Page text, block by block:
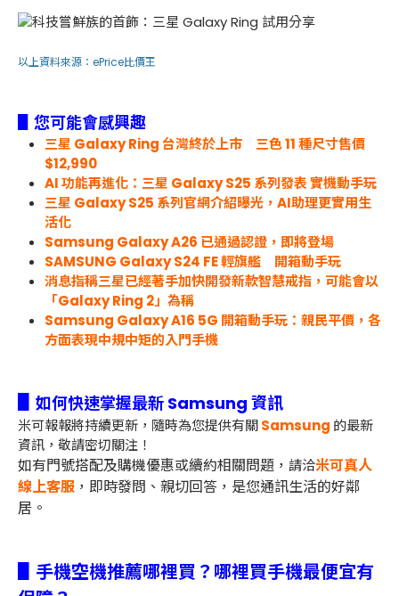
以上資料來源： ePrice比價王
▋您可能會感興趣
三星 Galaxy Ring 台灣終於上市 三色 11 種尺寸售價
$12,990
AI 功能再進化：三星 Galaxy S25 系列發表 實機動手玩
三星 Galaxy S25 系列官網介紹曝光，AI助理更實用生
活化
Samsung Galaxy A26 已通過認證，即將登場
SAMSUNG Galaxy S24 FE 輕旗艦 開箱動手玩
消息指稱三星已經著手加快開發新款智慧戒指，可能會以
「Galaxy Ring 2」為稱
Samsung Galaxy A16 5G 開箱動手玩：親民平價，各
方面表現中規中矩的入門手機
如何快速掌握最新 Samsung 資訊
米可報報將持續更新，隨時為您提供有關Samsung 的最新
資訊，敬請密切關注！
如有門號搭配及購機優惠或續約相關問題， 請洽米可真人
線上客服 ，即時發問、親切回答，是您通訊生活的好鄰
居。
▋手機空機推薦哪裡買？哪裡買手機最便宜有